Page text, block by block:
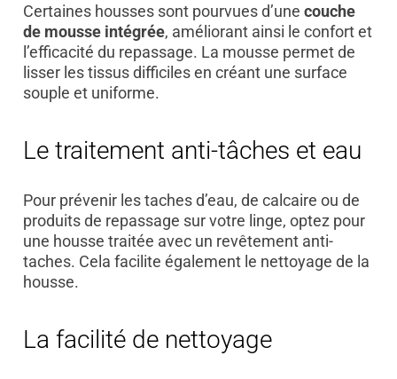
Certaines housses sont pourvues d’une couche
de mousse intégrée, améliorant ainsi le confort et
l’efficacité du repassage. La mousse permet de
lisser les tissus difficiles en créant une surface
souple et uniforme.
Le traitement anti-tâches et eau
Pour prévenir les taches d’eau, de calcaire ou de
produits de repassage sur votre linge, optez pour
une housse traitée avec un revêtement anti-
taches. Cela facilite également le nettoyage de la
housse.
La facilité de nettoyage